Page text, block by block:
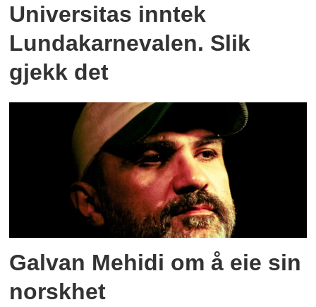
Universitas inntek
Lundakarnevalen. Slik
gjekk det
Galvan Mehidi om å eie sin
norskhet